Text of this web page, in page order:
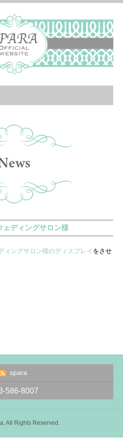
ディングサロン様
ングサロン様のディスプレイ をさせ
spara
586-8007
. All Rights Reserved.